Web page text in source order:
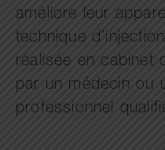
améliore leur
technique
réalisée en cabinet
par un médecin ou
professionnel